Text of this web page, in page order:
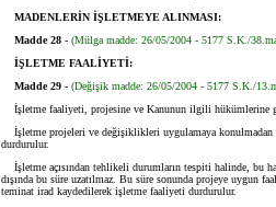
MADENLERİN İŞLETMEYE ALINMASI:
Madde 28 - (Mülga madde: 26/05/2004 - 5177 S.K./
İŞLETME FAALİYETİ:
Madde 29 - (Değişik madde: 26/05/2004 - 5177 S.K./
İşletme faaliyeti, projesine ve Kanunun ilgili hükümlerine
İşletme projeleri ve değişiklikleri uygulamaya konulmadan
durdurulur.
İşletme açısından tehlikeli durumların tespiti halinde, bu
dışında bu süre uzatılmaz. Bu süre sonunda projeye uygun
teminat irad kaydedilerek işletme faaliyeti durdurulur.